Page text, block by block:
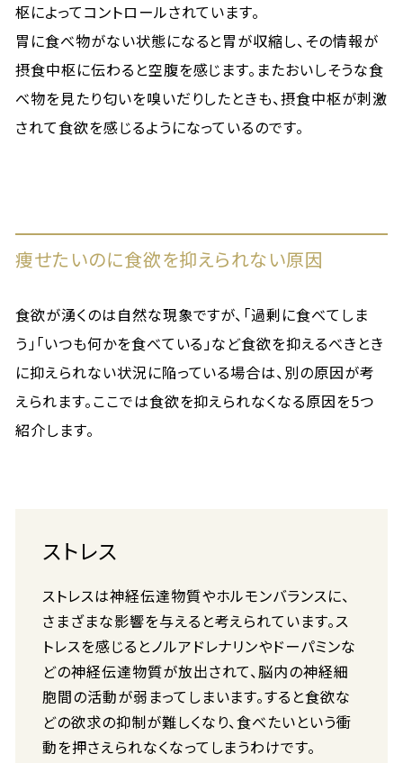
枢によってコントロールされています。
胃に食べ物がない状態になると胃が収縮し、その情報が
摂食中枢に伝わると空腹を感じます。またおいしそうな食
べ物を見たり匂いを嗅いだりしたときも、摂食中枢が刺激
されて食欲を感じるようになっているのです。
痩せたいのに食欲を抑えられない原因
食欲が湧くのは自然な現象ですが、「過剰に食べてしま
う」「いつも何かを食べている」など食欲を抑えるべきとき
に抑えられない状況に陥っている場合は、別の原因が考
えられます。ここでは食欲を抑えられなくなる原因を5つ
紹介します。
ストレス
ストレスは神経伝達物質やホルモンバランスに、
さまざまな影響を与えると考えられています。ス
トレスを感じるとノルアドレナリンやドーパミンな
どの神経伝達物質が放出されて、脳内の神経細
胞間の活動が弱まってしまいます。すると食欲な
どの欲求の抑制が難しくなり、食べたいという衝
動を押さえられなくなってしまうわけです。